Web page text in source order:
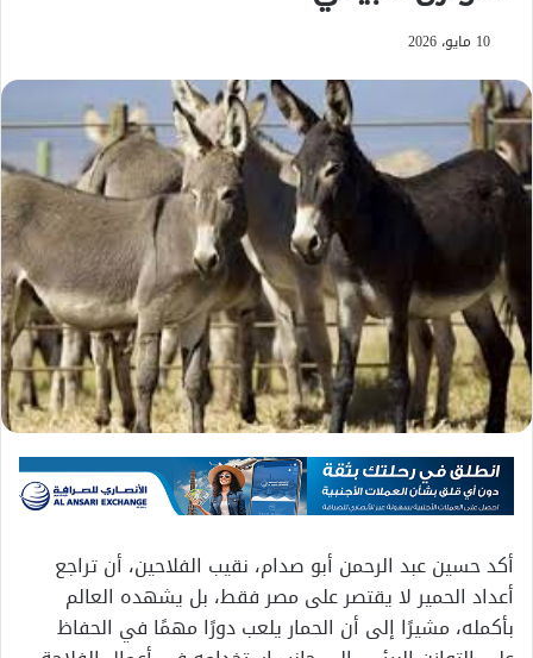
10 مايو، 2026
أكد حسين عبد الرحمن أبو صدام، نقيب الفلاحين، أن تراجع
أعداد الحمير لا يقتصر على مصر فقط، بل يشهده العالم
بأكمله، مشيرًا إلى أن الحمار يلعب دورًا مهمًا في الحفاظ